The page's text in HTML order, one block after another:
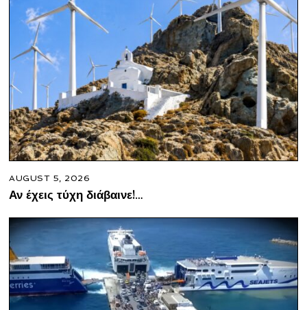
AUGUST 5, 2026
Αν έχεις τύχη διάβαινε!…